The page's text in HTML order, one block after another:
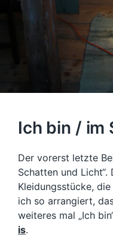
Ich bin / im
Der vorerst letzte
Schatten und Licht“.
Kleidungsstücke,
ich so arrangiert,
weiteres mal „Ich
is.